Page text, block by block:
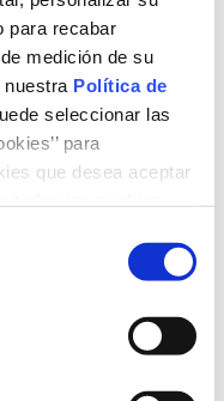
para recabar
medición de su
Política de
seleccionar las
para
que desea aceptar
aplicada a la
fins al final del segle
els àmbits de les
les caigudes de
com en els aparells